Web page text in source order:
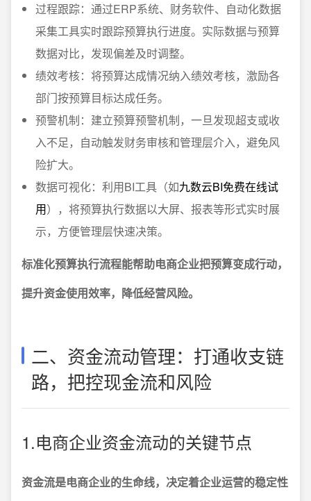
过程跟踪：通过ERP系统、财务软件、自动化数据
采集工具实时跟踪预算执行进度。实际数据与预算
数据对比，发现偏差及时调整。
绩效考核：将预算达成情况纳入绩效考核，激励各
部门按预算目标达成任务。
预警机制：建立预算预警机制，一旦发现超支或收
入不足，自动触发财务审核和管理层介入，避免风
险扩大。
数据可视化：利用BI工具（如九数云BI免费在线试
用），将预算执行数据以大屏、报表等形式实时展
示，方便管理层快速决策。
标准化预算执行流程能帮助电商企业把预算变成行动，
提升资金使用效率，降低经营风险。
二、资金流动管理：打通收支链
路，把控现金流和风险
1.电商企业资金流动的关键节点
资金流是电商企业的生命线，决定着企业运营的稳定性